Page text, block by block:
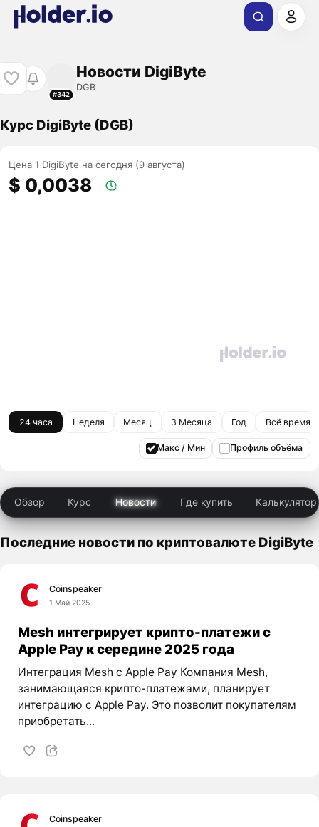
#342
Новости DigiByte
DGB
Курс DigiByte (DGB)
Цена 1 DigiByte на сегодня (9 августа)
$ 0,0038
24 часа Неделя Месяц 3 Месяца Год Всё время
Макс / Мин Профиль объёма
Обзор Курс Новости Где купить Калькулятор
Последние новости по криптовалюте DigiByte
Coinspeaker
1 Май 2025
Mesh интегрирует крипто-платежи с
Apple Pay к середине 2025 года
Интеграция Mesh с Apple Pay Компания Mesh,
занимающаяся крипто-платежами, планирует
интеграцию с Apple Pay. Это позволит покупателям
приобретать...
Coinspeaker